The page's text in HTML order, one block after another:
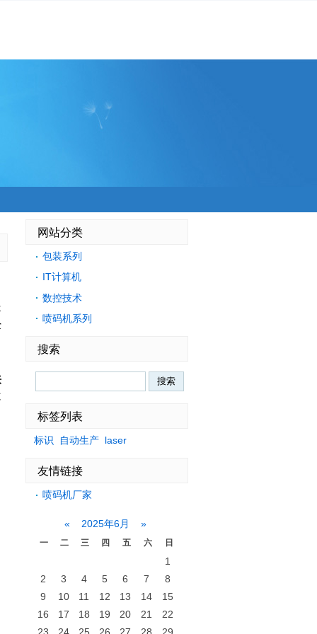
网站分类
包装系列
IT计算机
数控技术
喷码机系列
搜索
标签列表
标识 自动生产 laser
友情链接
喷码机厂家
« 2025年6月 »
一 二 三 四 五 六 日
1
2
3 4 5 6 7
8
9
10 11 12 13 14
15
16
17 18 19 20 21
22
23
24 25 26 27 28
29